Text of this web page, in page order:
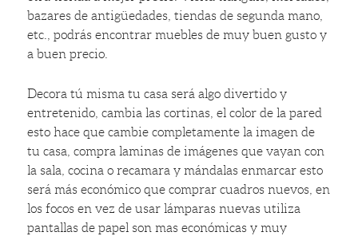
bazares de antigüedades, tiendas de segunda mano,
etc., podrás encontrar muebles de muy buen gusto y
a buen precio.
Decora tú misma tu casa será algo divertido y
entretenido, cambia las cortinas, el color de la pared
esto hace que cambie completamente la imagen de
tu casa, compra laminas de imágenes que vayan con
la sala, cocina o recamara y mándalas enmarcar esto
será más económico que comprar cuadros nuevos, en
los focos en vez de usar lámparas nuevas utiliza
pantallas de papel son mas económicas y muy